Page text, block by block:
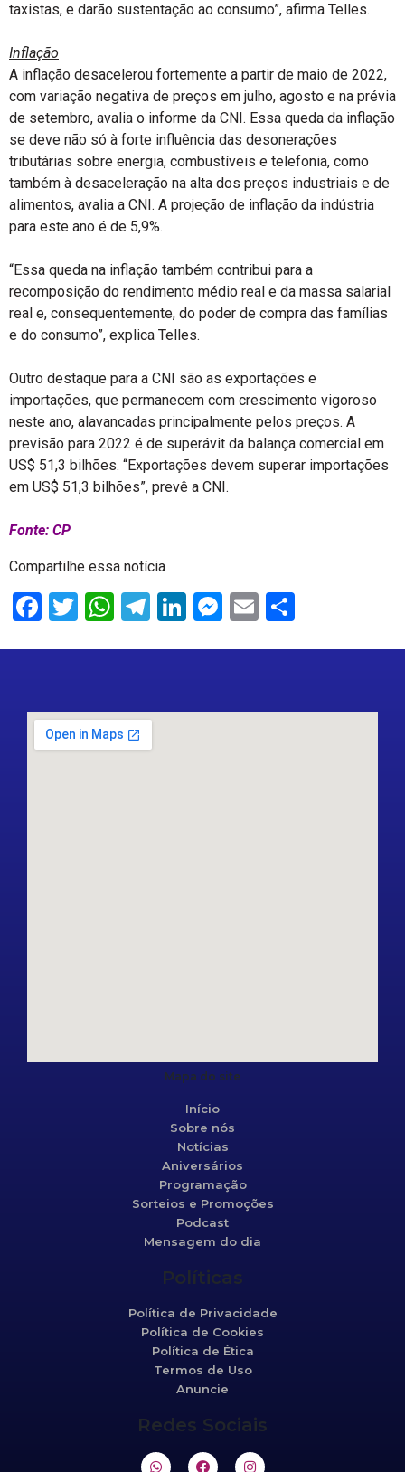
taxistas, e darão sustentação ao consumo”, afirma Telles.
Inflação
A inflação desacelerou fortemente a partir de maio de 2022,
com variação negativa de preços em julho, agosto e na prévia
de setembro, avalia o informe da CNI. Essa queda da inflação
se deve não só à forte influência das desonerações
tributárias sobre energia, combustíveis e telefonia, como
também à desaceleração na alta dos preços industriais e de
alimentos, avalia a CNI. A projeção de inflação da indústria
para este ano é de 5,9%.
“Essa queda na inflação também contribui para a
recomposição do rendimento médio real e da massa salarial
real e, consequentemente, do poder de compra das famílias
e do consumo”, explica Telles.
Outro destaque para a CNI são as exportações e
importações, que permanecem com crescimento vigoroso
neste ano, alavancadas principalmente pelos preços. A
previsão para 2022 é de superávit da balança comercial em
US$ 51,3 bilhões. “Exportações devem superar importações
em US$ 51,3 bilhões”, prevê a CNI.
Fonte: CP
Compartilhe essa notícia
Facebook
Twitter
WhatsApp
Telegram
LinkedIn
Messenger
Email
Mapa do site
Início
Sobre nós
Notícias
Aniversários
Programação
Sorteios e Promoções
Podcast
Mensagem do dia
Políticas
Política de Privacidade
Política de Cookies
Política de Ética
Termos de Uso
Anuncie
Redes Sociais